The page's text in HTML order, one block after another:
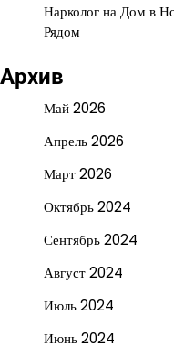
Нарколог на Дом в
Рядом
Архив
Май 2026
Апрель 2026
Март 2026
Октябрь 2024
Сентябрь 2024
Август 2024
Июль 2024
Июнь 2024